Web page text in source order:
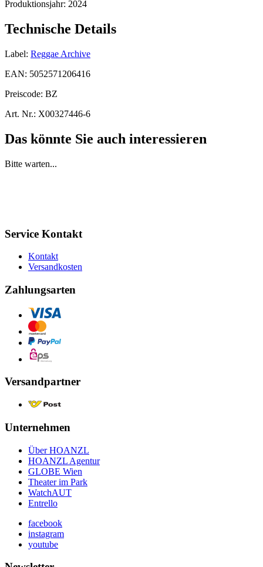
Produktionsjahr: 2024
Technische Details
Label: Reggae Archive
EAN: 5052571206416
Preiscode: BZ
Art. Nr.: X00327446-6
Das könnte Sie auch interessieren
Bitte warten...
Service Kontakt
Kontakt
Versandkosten
Zahlungsarten
Versandpartner
Unternehmen
Über HOANZL
HOANZL Agentur
GLOBE Wien
Theater im Park
WatchAUT
Entrello
facebook
instagram
youtube